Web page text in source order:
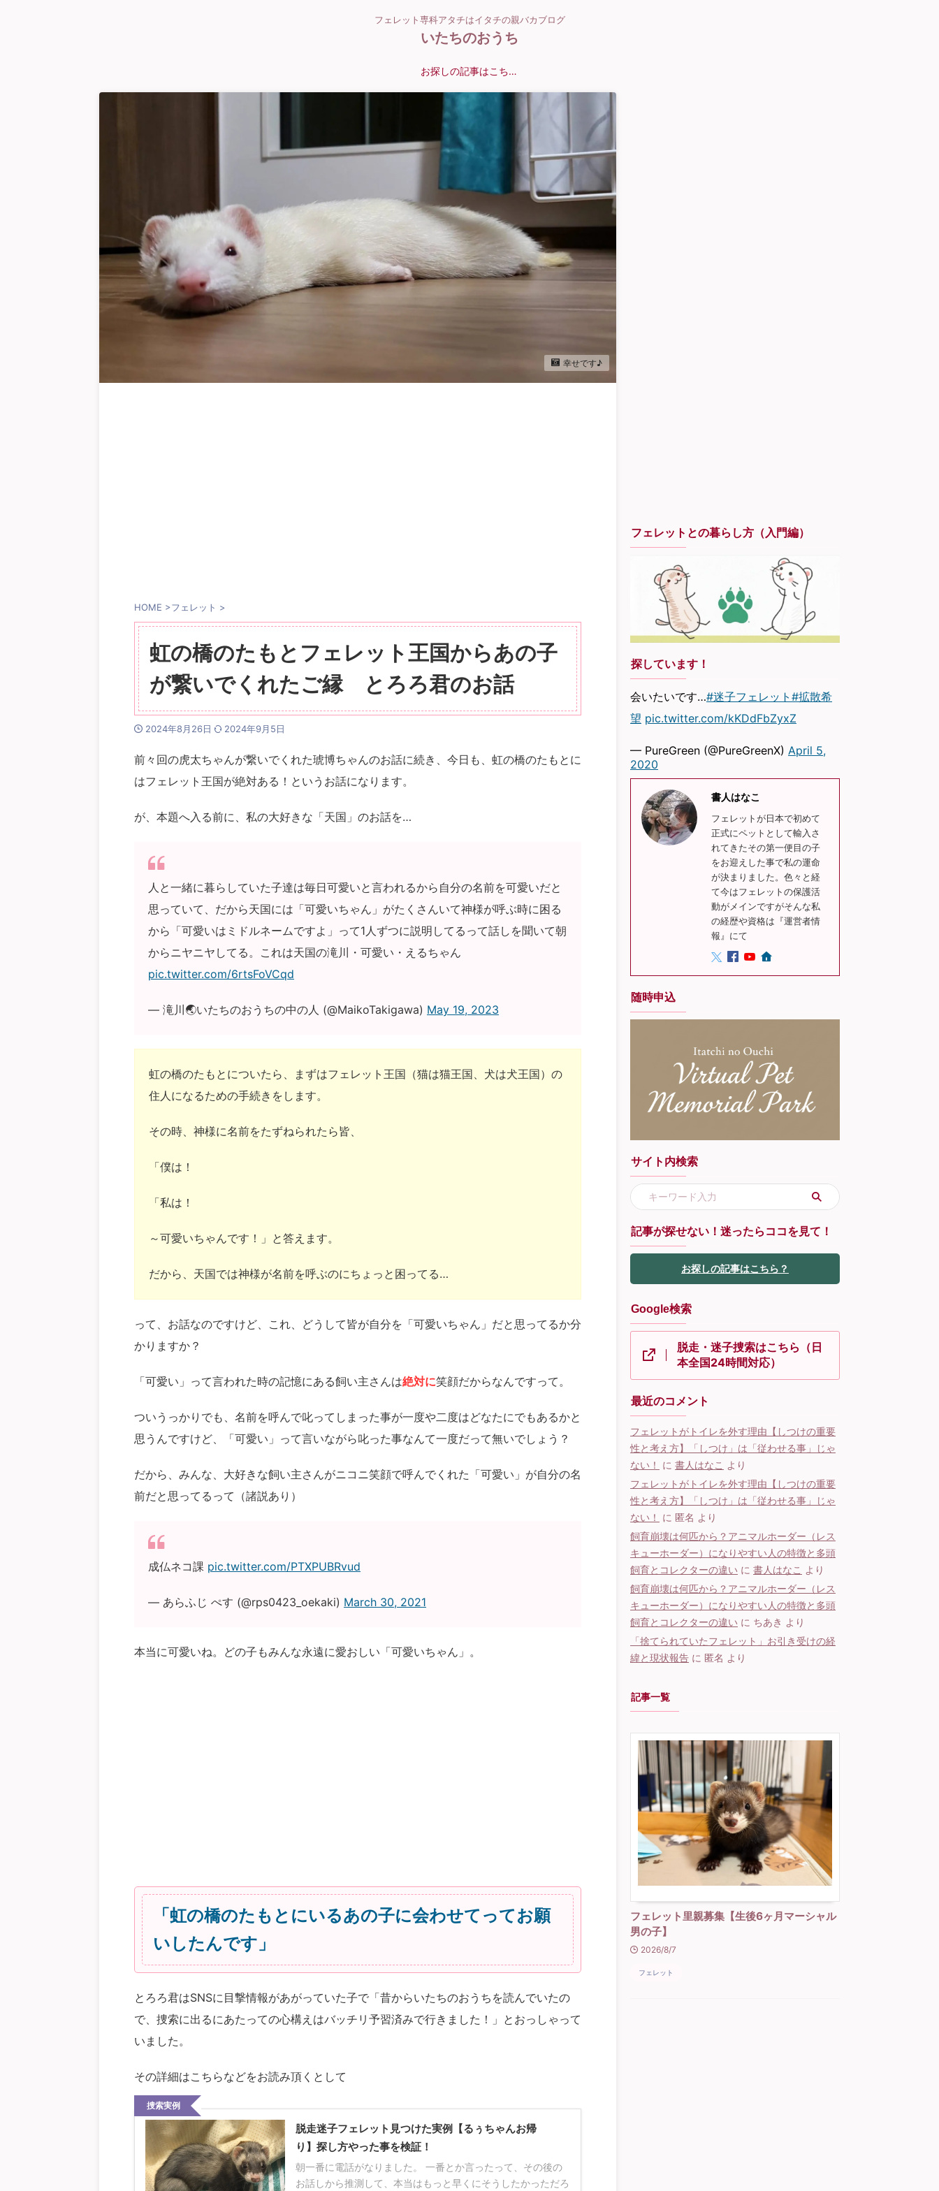
フェレット専科アタチはイタチの親バカブログ
いたちのおうち
お探しの記事はこちら？
幸せです♪
HOME >フェレット >
虹の橋のたもとフェレット王国からあの子
が繋いでくれたご縁 とろろ君のお話
2024年8月26日 2024年9月5日
前々回の虎太ちゃんが繋いでくれた琥博ちゃんのお話に続き、今日も、虹の橋のたもとに
はフェレット王国が絶対ある！というお話になります。
が、本題へ入る前に、私の大好きな「天国」のお話を…
人と一緒に暮らしていた子達は毎日可愛いと言われるから自分の名前を可愛いだと
思っていて、だから天国には「可愛いちゃん」がたくさんいて神様が呼ぶ時に困る
から「可愛いはミドルネームですよ」って1人ずつに説明してるって話しを聞いて朝
からニヤニヤしてる。これは天国の滝川・可愛い・えるちゃん
pic.twitter.com/6rtsFoVCqd
— 滝川🌏️いたちのおうちの中の人 (@MaikoTakigawa) May 19, 2023
虹の橋のたもとについたら、まずはフェレット王国（猫は猫王国、犬は犬王国）の
住人になるための手続きをします。
その時、神様に名前をたずねられたら皆、
「僕は！
「私は！
～可愛いちゃんです！」と答えます。
だから、天国では神様が名前を呼ぶのにちょっと困ってる…
って、お話なのですけど、これ、どうして皆が自分を「可愛いちゃん」だと思ってるか分
かりますか？
「可愛い」って言われた時の記憶にある飼い主さんは絶対に笑顔だからなんですって。
ついうっかりでも、名前を呼んで叱ってしまった事が一度や二度はどなたにでもあるかと
思うんですけど、「可愛い」って言いながら叱った事なんて一度だって無いでしょう？
だから、みんな、大好きな飼い主さんがニコニ笑顔で呼んでくれた「可愛い」が自分の名
前だと思ってるって（諸説あり）
成仏ネコ課 pic.twitter.com/PTXPUBRvud
— あらふじ ぺす (@rps0423_oekaki) March 30, 2021
本当に可愛いね。どの子もみんな永遠に愛おしい「可愛いちゃん」。
「虹の橋のたもとにいるあの子に会わせてってお願
いしたんです」
とろろ君はSNSに目撃情報があがっていた子で「昔からいたちのおうちを読んでいたの
で、捜索に出るにあたっての心構えはバッチリ予習済みで行きました！」とおっしゃって
いました。
その詳細はこちらなどをお読み頂くとして
捜索実例
脱走迷子フェレット見つけた実例【るぅちゃんお帰
り】探し方やった事を検証！
朝一番に電話がなりました。 一番とか言ったって、その後の
お話しから推測して、本当はもっと早くにそうしたかっただろ
フェレットとの暮らし方（入門編）
探しています！
会いたいです…#迷子フェレット #拡散希
望 pic.twitter.com/kKDdFbZyxZ
— PureGreen (@PureGreenX) April 5,
2020
書人はなこ
フェレットが日本で初めて
正式にペットとして輸入さ
れてきたその第一便目の子
をお迎えした事で私の運命
が決まりました。色々と経
て今はフェレットの保護活
動がメインですがそんな私
の経歴や資格は『運営者情
報』にて
随時申込
サイト内検索
記事が探せない！迷ったらココを見て！
お探しの記事はこちら？
Google検索
脱走・迷子捜索はこちら（日
本全国24時間対応）
最近のコメント
フェレットがトイレを外す理由【しつけの重要
性と考え方】「しつけ」は「従わせる事」じゃ
ない！
に 書人はなこ より
フェレットがトイレを外す理由【しつけの重要
性と考え方】「しつけ」は「従わせる事」じゃ
ない！
に 匿名 より
飼育崩壊は何匹から？アニマルホーダー（レス
キューホーダー）になりやすい人の特徴と多頭
飼育とコレクターの違い に 書人はなこ より
飼育崩壊は何匹から？アニマルホーダー（レス
キューホーダー）になりやすい人の特徴と多頭
飼育とコレクターの違い に ちあき より
「捨てられていたフェレット」お引き受けの経
緯と現状報告 に 匿名 より
記事一覧
フェレット里親募集【生後6ヶ月マーシャル
男の子】
2026/8/7
フェレット